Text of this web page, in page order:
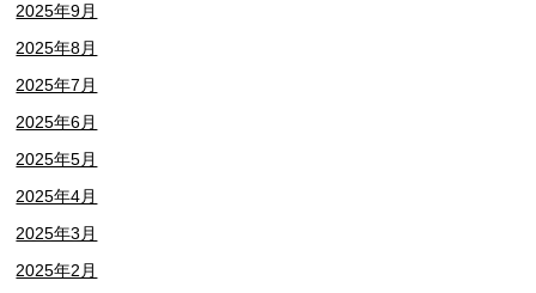
2025年9月
2025年8月
2025年7月
2025年6月
2025年5月
2025年4月
2025年3月
2025年2月